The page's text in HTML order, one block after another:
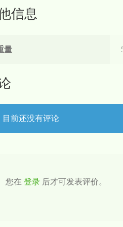
信息
量
目前还没有评论
您在登录 后才可发表评价。